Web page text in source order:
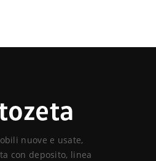
nuove e usate,
con deposito, linea